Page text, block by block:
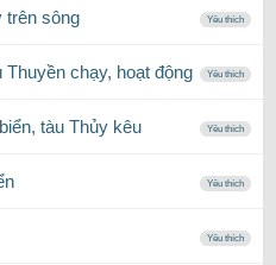
trên sông Yêu thích
chạy, hoạt động Yêu thích
tàu Thủy kêu Yêu thích
Yêu thích
Yêu thích